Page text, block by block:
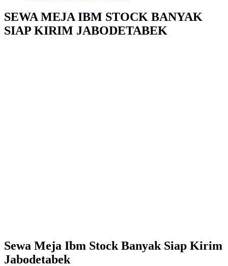
SEWA MEJA IBM STOCK BANYAK
SIAP KIRIM JABODETABEK
Sewa Meja Ibm Stock Banyak Siap Kirim
Jabodetabek